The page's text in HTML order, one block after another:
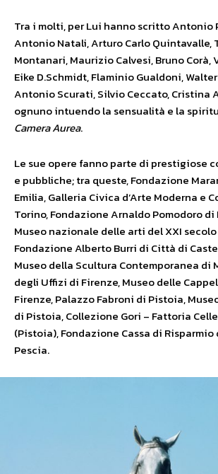
Tra i molti, per Lui hanno scritto Antonio
Antonio Natali, Arturo Carlo Quintavalle,
Montanari, Maurizio Calvesi, Bruno Corà,
Eike D.Schmidt, Flaminio Gualdoni,
Antonio Scurati, Silvio Ceccato, Cristina
ognuno intuendo la sensualità e la
Camera Aurea.
Le sue opere fanno parte di prestigiose
e pubbliche; tra queste, Fondazione
Emilia, Galleria Civica d’Arte Moderna e
Torino, Fondazione Arnaldo Pomodoro di
Museo nazionale delle arti del XXI secolo
Fondazione Alberto Burri di Città di
Museo della Scultura Contemporanea di
degli Uffizi di Firenze, Museo delle
Firenze, Palazzo Fabroni di Pistoia,
di Pistoia, Collezione Gori – Fattoria
(Pistoia), Fondazione Cassa di
Pescia.